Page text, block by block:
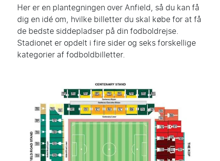
Her er en plantegningen overAnfield, så du kan få
dig en idé om, hvilke billetter du skal købe for at få
de bedste siddepladser på din fodboldrejse.
Stadionet er opdelt i fire sider og seks forskellige
kategorier af fodboldbilletter.